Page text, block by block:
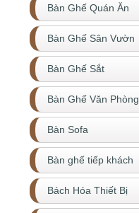
Bàn Ghế Quán Ăn
Bàn Ghế Sân Vườn
Bàn Ghế Sắt
Bàn Ghế Văn Phòng
Bàn Sofa
Bàn ghế tiếp khách
Bách Hóa Thiết Bị